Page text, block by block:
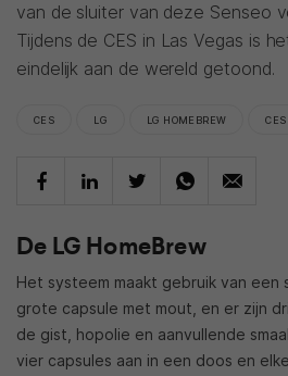
van de sluiter van deze Senseo
Tijdens de CES in Las Vegas is
eindelijk aan de wereld getoond.
CES LG LG HOMEBREW
De LG HomeBrew
Het systeem maakt gebruik van een
grote capsule met mout, en er zijn
de gist, hopolie en aanvullende
vier capsules aan in een doos en